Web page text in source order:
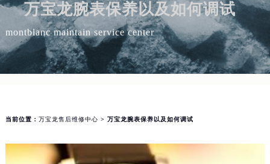
万宝龙腕表保养以及如何调试
montblanc maintain service center
当前位置： 万宝龙售后维修中心 > 万宝龙腕表保养以及如何调试